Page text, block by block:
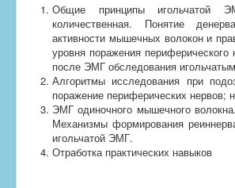
Общие принципы игольчатой
количественная. Понятие
активности мышечных волокон и
уровня поражения
после ЭМГ обследования
Алгоритмы исследования при
поражение периферических нервов;
ЭМГ одиночного мышечного
Механизмы формирования
игольчатой ЭМГ.
Отработка практических навыков